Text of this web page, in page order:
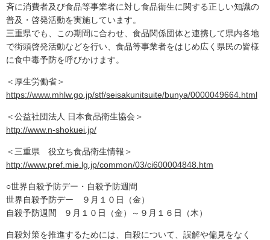
斉に消費者及び食品等事業者に対し食品衛生に関する正しい知識の
普及・啓発活動を実施しています。
三重県でも、この期間に合わせ、食品関係団体と連携して県内各地
で街頭啓発活動などを行い、食品等事業者をはじめ広く県民の皆様
に食中毒予防を呼びかけます。
＜厚生労働省＞
https://www.mhlw.go.jp/stf/seisakunitsuite/bunya/0000049664.html
＜公益社団法人 日本食品衛生協会＞
http://www.n-shokuei.jp/
＜三重県 役立ち食品衛生情報＞
http://www.pref.mie.lg.jp/common/03/ci600004848.htm
○世界自殺予防デー・自殺予防週間
世界自殺予防デー ９月１０日（金）
自殺予防週間 ９月１０日（金）～９月１６日（木）
自殺対策を推進するためには、自殺について、誤解や偏見をなく